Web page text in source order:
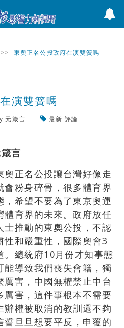
>> 東奧正名公投政府在演雙簧嗎
演雙簧嗎
元箴言 最新 評論
言
奧正名公投讓台灣好像走
會粉身碎骨，很多體育界
，希望不要為了東京奧運
體育界的未來。政府放任
士推動的東奧公投，不認
性和嚴重性，國際奧會3
。總統府10月份才知事態
能導致我們喪失會籍 ， 獨
厲害 ， 中國無權禁止中台
害， 這件事根本不需要
辦權被取消的教訓還不夠
誓旦旦想要平反 ， 申覆的